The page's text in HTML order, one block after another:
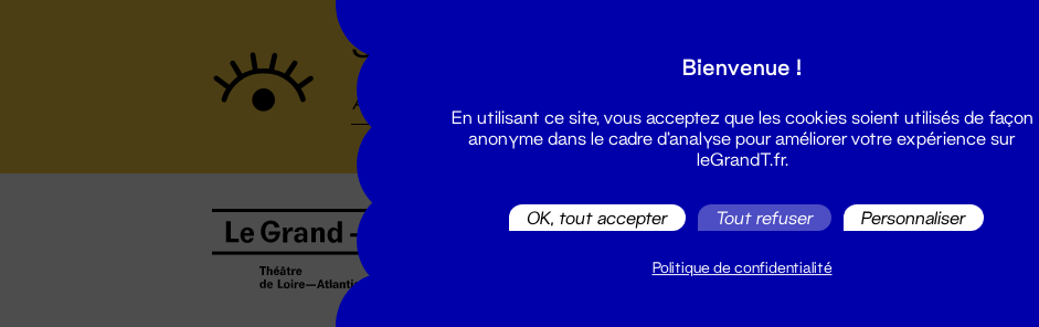
Suivez toutes les actualités du Grand T :
Billetterie
billetterie@leGrandT.fr
Bienvenue !
En utilisant ce site, vous acceptez que les cookies soient utilisés de façon
anonyme dans le cadre d'analyse pour améliorer votre expérience sur
leGrandT.fr.
OK, tout accepter Tout refuser Personnaliser
Politique de confidentialité